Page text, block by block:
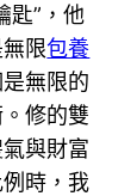
匙”，他
限包養
無限的
修的雙
與財富
時，我